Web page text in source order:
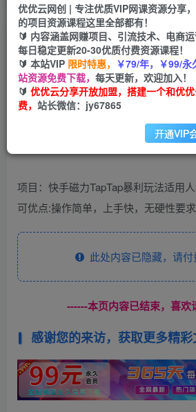
（9964期）快手磁力TapTap暴
优优云网创
2年前发布
项目：快手磁力TapTap暴利玩法适用
可优点:操作简单，上手快，无硬性要
此处内容已隐藏，请付
------本页内容已结束，喜欢
感谢您的来访，获取更多精彩
优优云网创 | 专注优质VIP网课资源分享
的项目资源课程这里全部都有！
🔰 内容涵盖网赚项目、引流技术、电商运
每日稳定更新20-30优质付费资源课程！
🔰 本站VIP 限时特惠， ￥79/年，￥99/永
站资源免费下载， 每天更新，欢迎加入！
🔰 优优云分享开放加盟，搭建一个和优
费， 站长微信：jy67865
开通VIP